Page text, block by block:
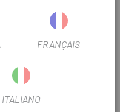
del casco (EPS).
de la altura para la
se puede utilizar con el
FRANÇAIS
ITALIANO